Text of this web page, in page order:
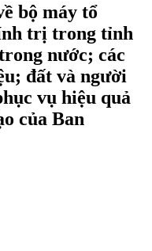
bộ máy tổ
trị trong tỉnh
nước; các
đất và người
vụ hiệu quả
của Ban